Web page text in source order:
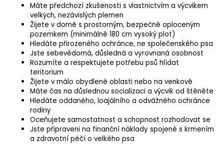
Máte předchozí zkušenosti s vlastnictvím a výcvikem
velkých, nezávislých plemen
Žijete v domě s prostorným, bezpečně oploceným
pozemkem (minimálně 180 cm vysoký plot)
Hledáte přirozeného ochránce, ne společenského psa
Jste sebevědomá, důsledná a vyrovnaná osobnost
Rozumíte a respektujete potřebu psů hlídat
teritorium
Žijete v málo obydlené oblasti nebo na venkově
Máte čas na důslednou socializaci a výcvik od štěněte
Hledáte oddaného, loajálního a odvážného ochránce
rodiny
Oceňujete samostatnost a schopnost rozhodovat se
Jste připraveni na finanční náklady spojené s krmením
a zdravotní péčí o velkého psa